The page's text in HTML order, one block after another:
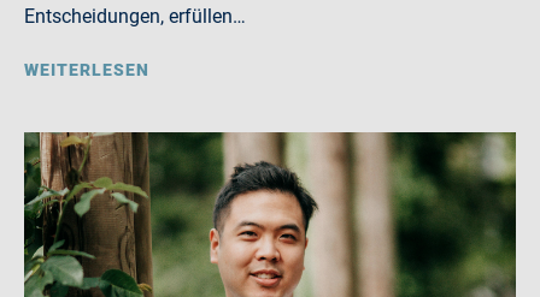
Entscheidungen, erfüllen…
WEITERLESEN